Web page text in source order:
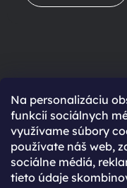
Na personalizáciu
funkcií sociálnych
využívame súbory
používate náš web,
sociálne médiá,
tieto údaje
Ešte nemáte
Rýchlejší nákup
Prehľad o stave
Kompletná história